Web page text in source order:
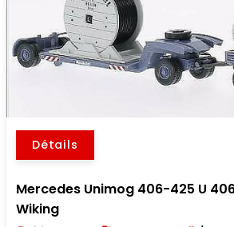
Détails
Mercedes Unimog 406-425 U
Wiking